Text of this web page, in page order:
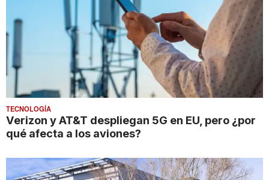
TECNOLOGÍA
Verizon y AT&T despliegan 5G en EU, pero ¿por
qué afecta a los aviones?